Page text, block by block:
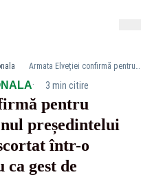
Armata Elveției confirmă pentru Realitatea Plus: avionul președintelui Nicușor Dan a fost escortat într-o misiune de rutină, nu ca gest de mulțumire – DOCUMENT
· 3 min citire
pentru
președintelui
într-o
gest de